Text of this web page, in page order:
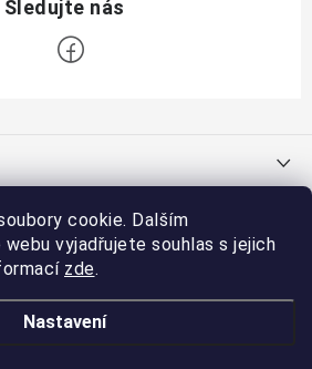
cookie. Dalším
vyjadřujete souhlas s jejich
zde.
Nastavení
údajů